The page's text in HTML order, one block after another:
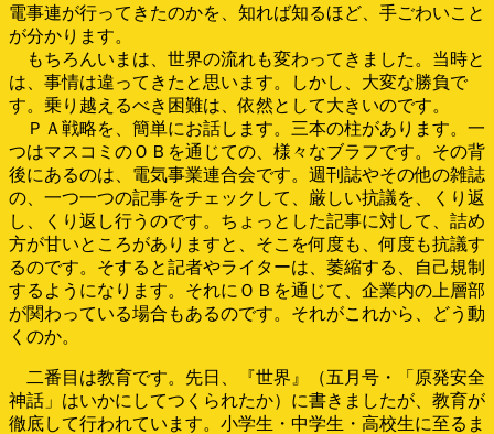
電事連が行ってきたのかを、知れば知るほど、手ごわいこと
が分かります。
もちろんいまは、世界の流れも変わってきました。当時と
は、事情は違ってきたと思います。しかし、大変な勝負で
す。乗り越えるべき困難は、依然として大きいのです。
ＰＡ戦略を、簡単にお話します。三本の柱があります。一
つはマスコミのＯＢを通じての、様々なブラフです。その背
後にあるのは、電気事業連合会です。週刊誌やその他の雑誌
の、一つ一つの記事をチェックして、厳しい抗議を、くり返
し、くり返し行うのです。ちょっとした記事に対して、詰め
方が甘いところがありますと、そこを何度も、何度も抗議す
るのです。そすると記者やライターは、萎縮する、自己規制
するようになります。それにＯＢを通じて、企業内の上層部
が関わっている場合もあるのです。それがこれから、どう動
くのか。
二番目は教育です。先日、『世界』（五月号・「原発安全
神話」はいかにしてつくられたか）に書きましたが、教育が
徹底して行われています。小学生・中学生・高校生に至るま